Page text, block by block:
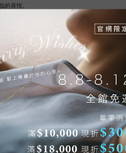
的喜悅。
(珍珠)中的紋路、形狀、尺寸、色澤，皆為
請知悉。